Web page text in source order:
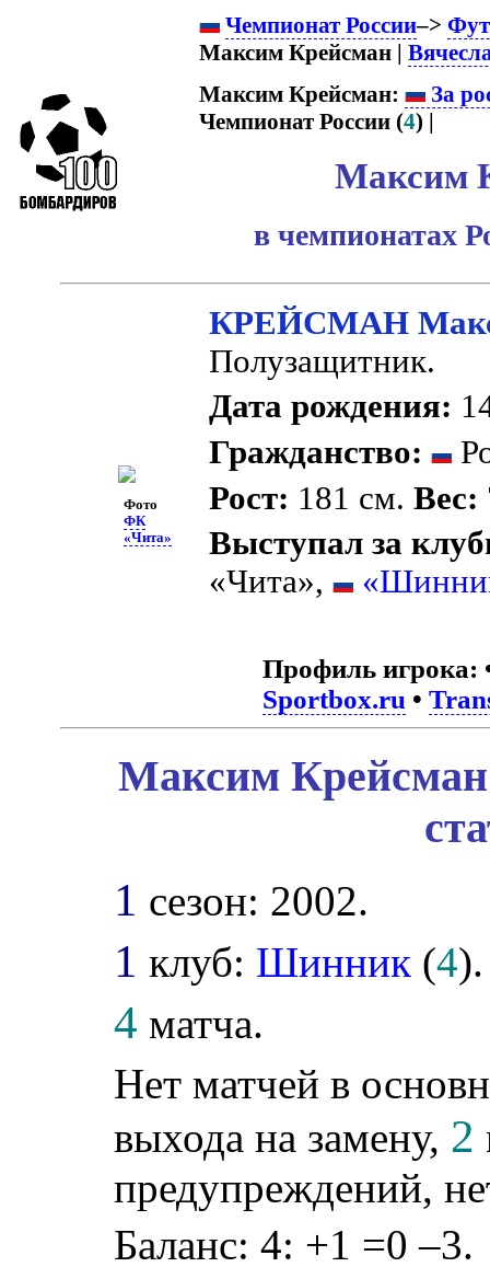
Чемпионат России–>
Максим Крейсман |
Максим Крейсман:
За
Чемпионат России (4) |
Максим
в чемпионатах
Фото
ФК
«Чита»
КРЕЙСМАН
Полузащитник.
Дата рождения:
Гражданство:
Рост: 181 см. Вес:
Выступал за
«Чита»,
Профиль игрока:
Sportbox.ru •
Максим Крейсман
1 сезон: 2002.
1 клуб: Шинник (4).
4 матча.
Нет матчей в
выхода на замену, 2
предупреждений,
Баланс: 4: +1 =0 –3.